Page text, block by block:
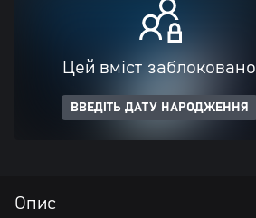
Цей вміст заблоковано
ВВЕДІТЬ ДАТУ НАРОДЖЕННЯ
Опис